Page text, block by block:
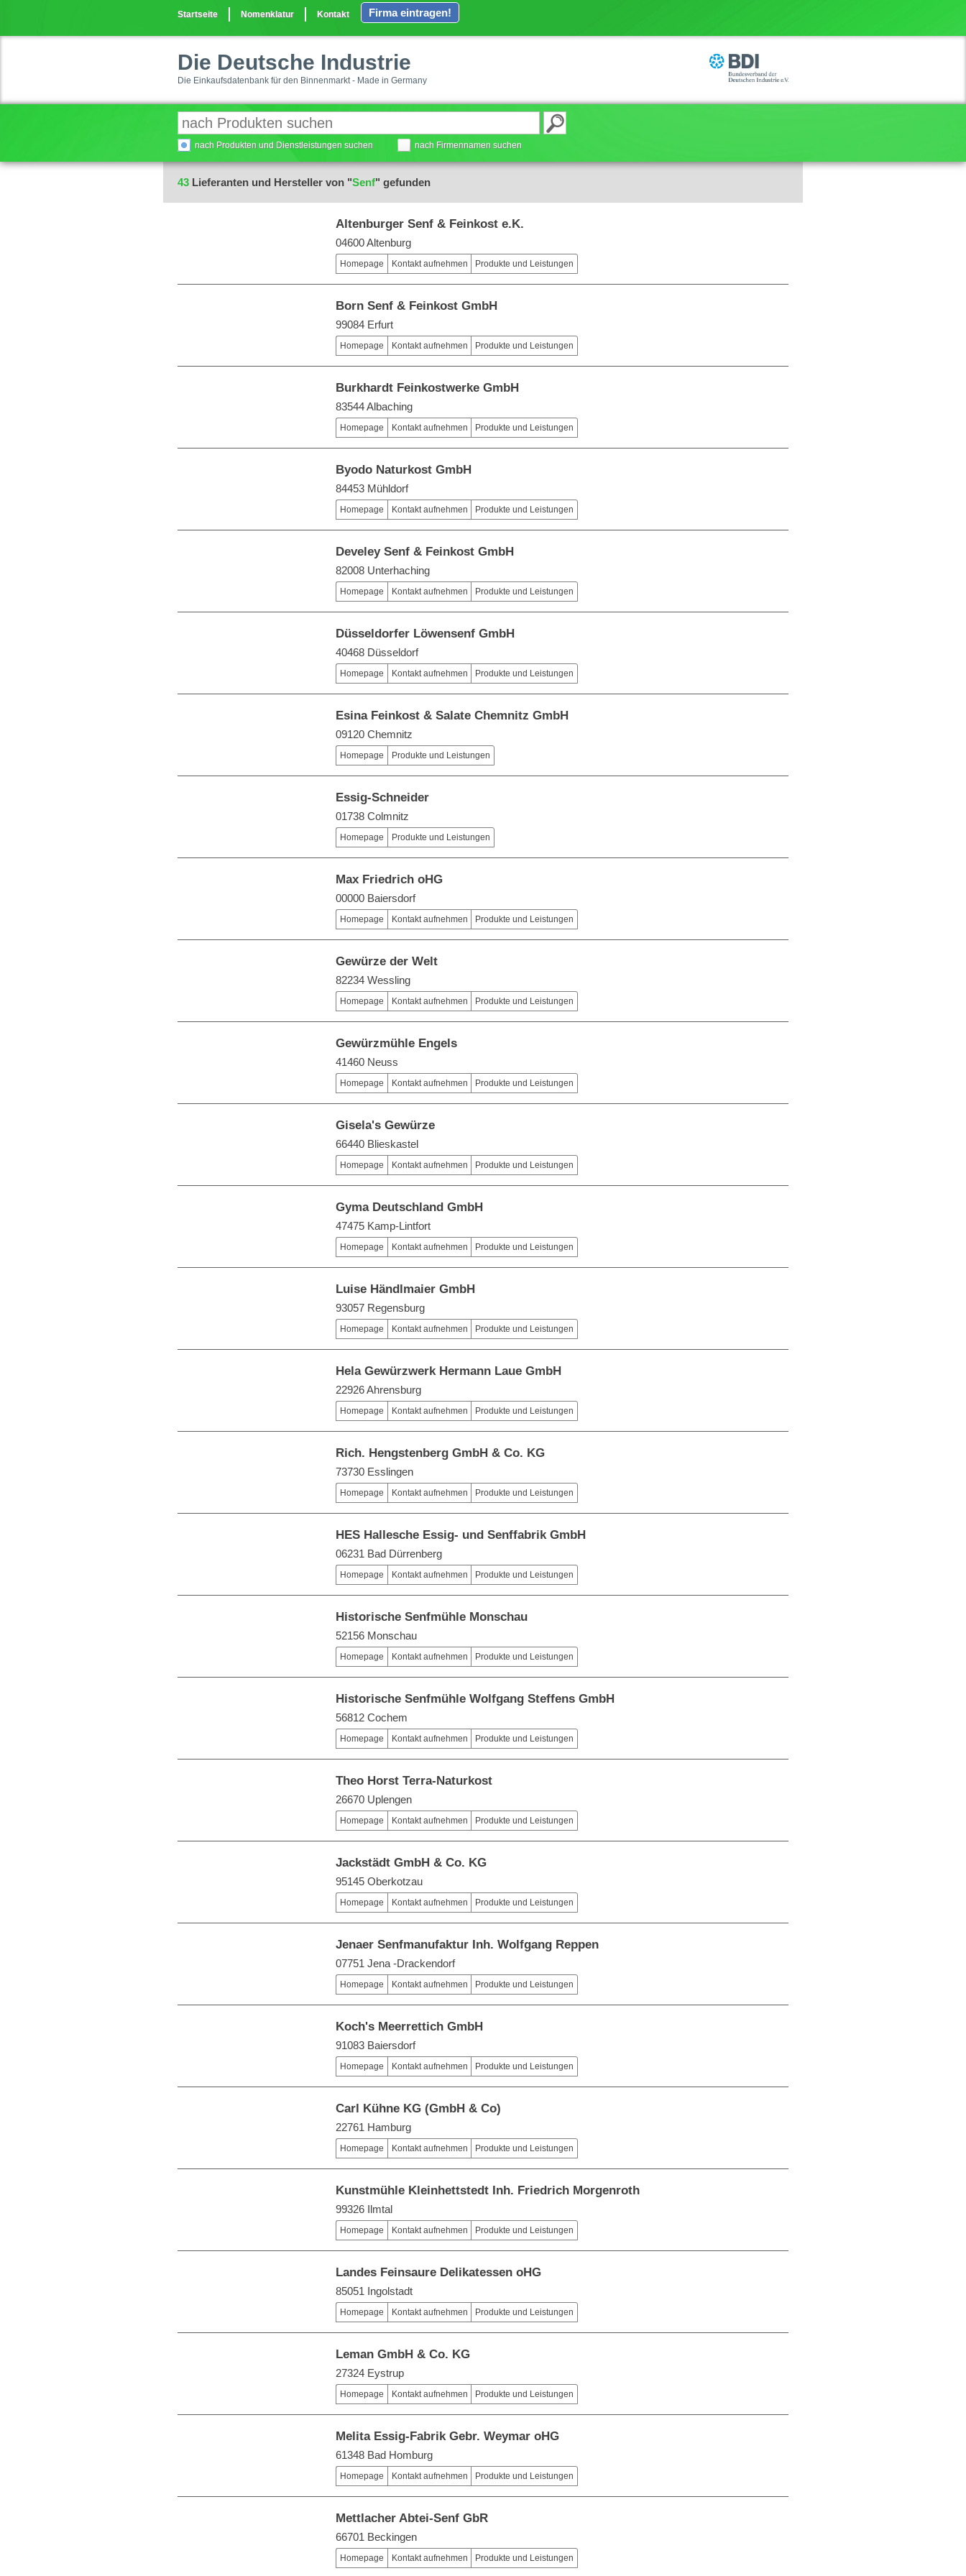
Startseite Nomenklatur Kontakt Firma eintragen!
Die Deutsche Industrie
Die Einkaufsdatenbank für den Binnenmarkt - Made in Germany
nach Produkten und Dienstleistungen suchen nach Firmennamen suchen
43 Lieferanten und Hersteller von "Senf" gefunden
Altenburger Senf & Feinkost e.K.
04600 Altenburg
Homepage Kontakt aufnehmen Produkte und Leistungen
Born Senf & Feinkost GmbH
99084 Erfurt
Homepage Kontakt aufnehmen Produkte und Leistungen
Burkhardt Feinkostwerke GmbH
83544 Albaching
Homepage Kontakt aufnehmen Produkte und Leistungen
Byodo Naturkost GmbH
84453 Mühldorf
Homepage Kontakt aufnehmen Produkte und Leistungen
Develey Senf & Feinkost GmbH
82008 Unterhaching
Homepage Kontakt aufnehmen Produkte und Leistungen
Düsseldorfer Löwensenf GmbH
40468 Düsseldorf
Homepage Kontakt aufnehmen Produkte und Leistungen
Esina Feinkost & Salate Chemnitz GmbH
09120 Chemnitz
Homepage Produkte und Leistungen
Essig-Schneider
01738 Colmnitz
Homepage Produkte und Leistungen
Max Friedrich oHG
00000 Baiersdorf
Homepage Kontakt aufnehmen Produkte und Leistungen
Gewürze der Welt
82234 Wessling
Homepage Kontakt aufnehmen Produkte und Leistungen
Gewürzmühle Engels
41460 Neuss
Homepage Kontakt aufnehmen Produkte und Leistungen
Gisela's Gewürze
66440 Blieskastel
Homepage Kontakt aufnehmen Produkte und Leistungen
Gyma Deutschland GmbH
47475 Kamp-Lintfort
Homepage Kontakt aufnehmen Produkte und Leistungen
Luise Händlmaier GmbH
93057 Regensburg
Homepage Kontakt aufnehmen Produkte und Leistungen
Hela Gewürzwerk Hermann Laue GmbH
22926 Ahrensburg
Homepage Kontakt aufnehmen Produkte und Leistungen
Rich. Hengstenberg GmbH & Co. KG
73730 Esslingen
Homepage Kontakt aufnehmen Produkte und Leistungen
HES Hallesche Essig- und Senffabrik GmbH
06231 Bad Dürrenberg
Homepage Kontakt aufnehmen Produkte und Leistungen
Historische Senfmühle Monschau
52156 Monschau
Homepage Kontakt aufnehmen Produkte und Leistungen
Historische Senfmühle Wolfgang Steffens GmbH
56812 Cochem
Homepage Kontakt aufnehmen Produkte und Leistungen
Theo Horst Terra-Naturkost
26670 Uplengen
Homepage Kontakt aufnehmen Produkte und Leistungen
Jackstädt GmbH & Co. KG
95145 Oberkotzau
Homepage Kontakt aufnehmen Produkte und Leistungen
Jenaer Senfmanufaktur Inh. Wolfgang Reppen
07751 Jena -Drackendorf
Homepage Kontakt aufnehmen Produkte und Leistungen
Koch's Meerrettich GmbH
91083 Baiersdorf
Homepage Kontakt aufnehmen Produkte und Leistungen
Carl Kühne KG (GmbH & Co)
22761 Hamburg
Homepage Kontakt aufnehmen Produkte und Leistungen
Kunstmühle Kleinhettstedt Inh. Friedrich Morgenroth
99326 Ilmtal
Homepage Kontakt aufnehmen Produkte und Leistungen
Landes Feinsaure Delikatessen oHG
85051 Ingolstadt
Homepage Kontakt aufnehmen Produkte und Leistungen
Leman GmbH & Co. KG
27324 Eystrup
Homepage Kontakt aufnehmen Produkte und Leistungen
Melita Essig-Fabrik Gebr. Weymar oHG
61348 Bad Homburg
Homepage Kontakt aufnehmen Produkte und Leistungen
Mettlacher Abtei-Senf GbR
66701 Beckingen
Homepage Kontakt aufnehmen Produkte und Leistungen